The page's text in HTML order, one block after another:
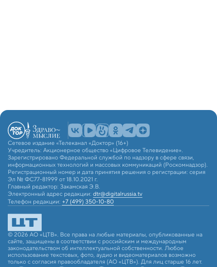
Сетевое издание «Телеканал «Доктор» (16+)
Учредитель: Акционерное общество «Цифровое Телевидение».
Зарегистрировано Федеральной службой по надзору в сфере связи,
информационных технологий и массовых коммуникаций (Роскомнадзор).
Регистрационный номер и дата принятия решения о регистрации: серия
Эл № ФС77-81999 от 18.10.2021 г.
Главный редактор: Закамская Э.В.
Электронный адрес редакции: dtr@digitalrussia.tv
Телефон редакции: +7 (499) 350-10-80
© 2026 АО «ЦТВ». Все права на любые материалы, опубликованные на
сайте, защищены в соответствии с российским и международным
законодательством об интеллектуальной собственности. Любое
использование текстовых, фото, аудио и видеоматериалов возможно
только с согласия правообладателя (АО «ЦТВ»). Для лиц старше 16 лет.